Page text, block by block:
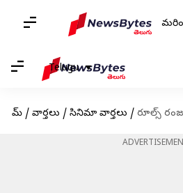
Telugu
హోమ్ / వార్తలు / సినిమా వార్తలు / రూల్స్ రంజన్: దేఖో